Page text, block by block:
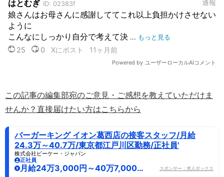
この記事の編集部宛のご意見・ご感想を教えていただけま
せんか？直接届けたい方はこちらから
バーガーキング イオン葛西店の接客スタッフ/月給
24.3万～40.7万/東京都江戸川区勤務/正社員'
株式会社ビーケー・ジャパン
正社員
月給24万3,000円～40万7,000
スポンサー：求人ボックス